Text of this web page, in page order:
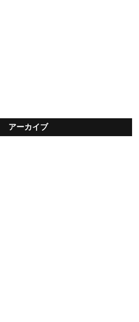
アーカイブ